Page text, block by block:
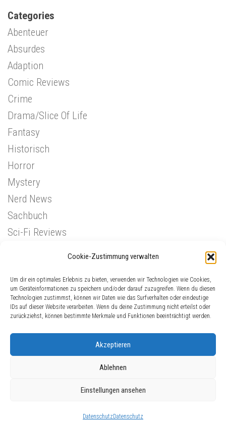
Cookie-Zustimmung verwalten
Um dir ein optimales Erlebnis zu bieten, verwenden wir Technologien wie Cookies,
um Geräteinformationen zu speichern und/oder darauf zuzugreifen. Wenn du diesen
Technologien zustimmst, können wir Daten wie das Surfverhalten oder eindeutige
IDs auf dieser Website verarbeiten. Wenn du deine Zustimmung nicht erteilst oder
zurückziehst, können bestimmte Merkmale und Funktionen beeinträchtigt werden.
Akzeptieren
Ablehnen
Einstellungen ansehen
DatenschutzDatenschutz
Categories
Abenteuer
Absurdes
Adaption
Comic Reviews
Crime
Drama/Slice Of Life
Fantasy
Historisch
Horror
Mystery
Nerd News
Sachbuch
Sci-Fi Reviews